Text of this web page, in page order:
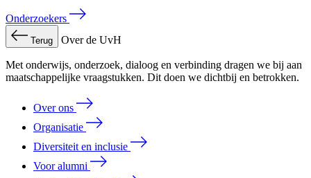
Onderzoekers
Terug Over de UvH
Met onderwijs, onderzoek, dialoog en verbinding dragen we bij aan
maatschappelijke vraagstukken. Dit doen we dichtbij en betrokken.
Over ons
Organisatie
Diversiteit en inclusie
Voor alumni